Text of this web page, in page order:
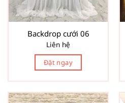
Backdrop cưới 06
Liên hệ
Đặt ngay